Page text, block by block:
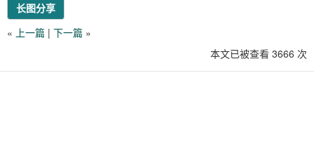
长图分享
« 上一篇 | 下一篇 »
本文已被查看 3666 次